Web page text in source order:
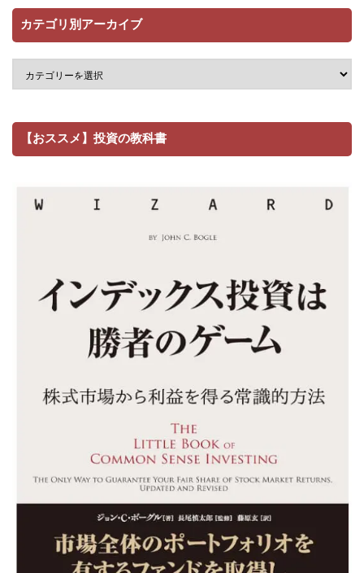
カテゴリ別アーカイブ
【おススメ】投資の教科書